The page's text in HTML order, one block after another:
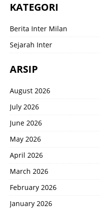
KATEGORI
Berita Inter Milan
Sejarah Inter
ARSIP
August 2026
July 2026
June 2026
May 2026
April 2026
March 2026
February 2026
January 2026